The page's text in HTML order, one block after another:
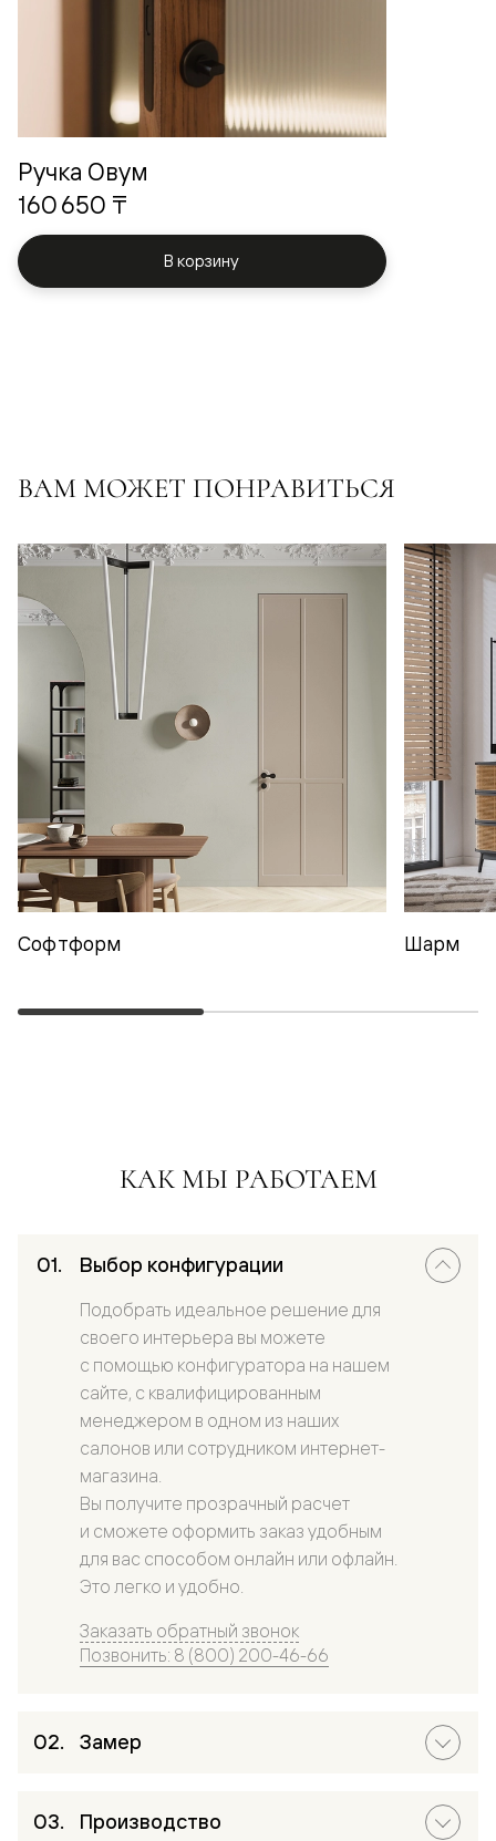
Ручка Овум
160 650 ₸
В корзину
ВАМ МОЖЕТ ПОНРАВИТЬСЯ
Софтформ Шарм
КАК МЫ РАБОТАЕМ
Выбор конфигурации
Подобрать идеальное решение для
своего интерьера вы можете
с помощью конфигуратора на нашем
сайте, с квалифицированным
менеджером в одном из наших
салонов или сотрудником интернет-
магазина.
Вы получите прозрачный расчет
и сможете оформить заказ удобным
для вас способом онлайн или офлайн.
Это легко и удобно.
Заказать обратный звонок
Позвонить: 8 (800) 200-46-66
Замер
Производство